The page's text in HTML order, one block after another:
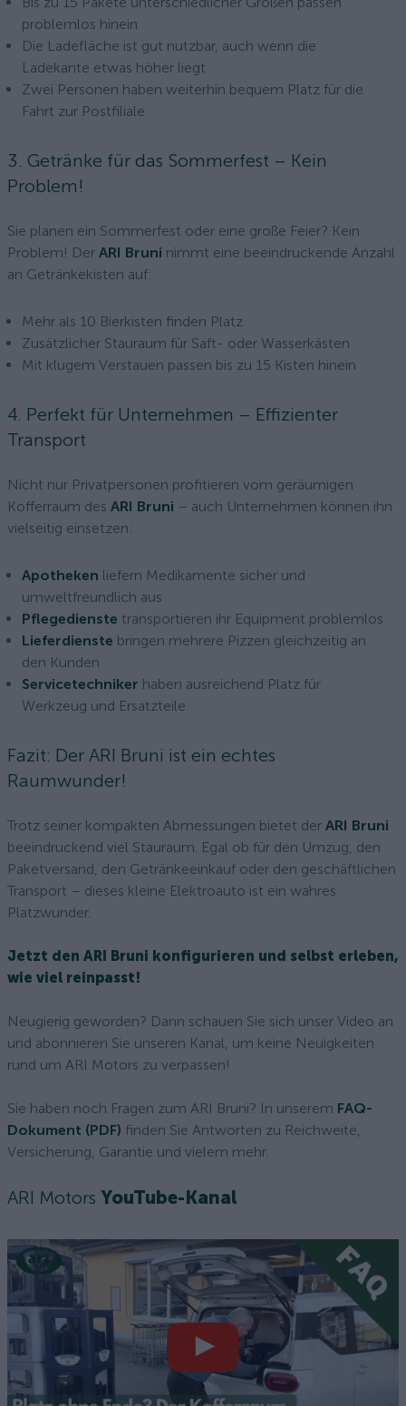
problemlos hinein
Die Ladefläche ist gut nutzbar, auch wenn die
Ladekante etwas höher liegt
Zwei Personen haben weiterhin bequem Platz für die
Fahrt zur Postfiliale
3. Getränke für das Sommerfest – Kein
Problem!
Sie planen ein Sommerfest oder eine große Feier? Kein
Problem! Der ARI Bruni nimmt eine beeindruckende Anzahl
an Getränkekisten auf:
Mehr als 10 Bierkisten finden Platz
Zusätzlicher Stauraum für Saft- oder Wasserkästen
Mit klugem Verstauen passen bis zu 15 Kisten hinein
4. Perfekt für Unternehmen – Effizienter
Transport
Nicht nur Privatpersonen profitieren vom geräumigen
Kofferraum des ARI Bruni – auch Unternehmen können ihn
vielseitig einsetzen:
Apotheken liefern Medikamente sicher und
umweltfreundlich aus
Pflegedienste transportieren ihr Equipment problemlos
Lieferdienste bringen mehrere Pizzen gleichzeitig an
den Kunden
Servicetechniker haben ausreichend Platz für
Werkzeug und Ersatzteile
Fazit: Der ARI Bruni ist ein echtes
Raumwunder!
Trotz seiner kompakten Abmessungen bietet der ARI Bruni
beeindruckend viel Stauraum. Egal ob für den Umzug, den
Paketversand, den Getränkeeinkauf oder den geschäftlichen
Transport – dieses kleine Elektroauto ist ein wahres
Platzwunder.
Jetzt den ARI Bruni konfigurieren und selbst erleben,
wie viel reinpasst!
Neugierig geworden? Dann schauen Sie sich unser Video an
und abonnieren Sie unseren Kanal, um keine Neuigkeiten
rund um ARI Motors zu verpassen!
Sie haben noch Fragen zum ARI Bruni? In unserem FAQ-
Dokument (PDF) finden Sie Antworten zu Reichweite,
Versicherung, Garantie und vielem mehr.
ARI Motors YouTube-Kanal